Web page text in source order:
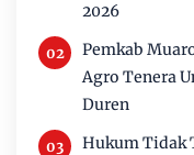
2026
Pemkab
Agro Tenera
Duren
Hukum Tidak